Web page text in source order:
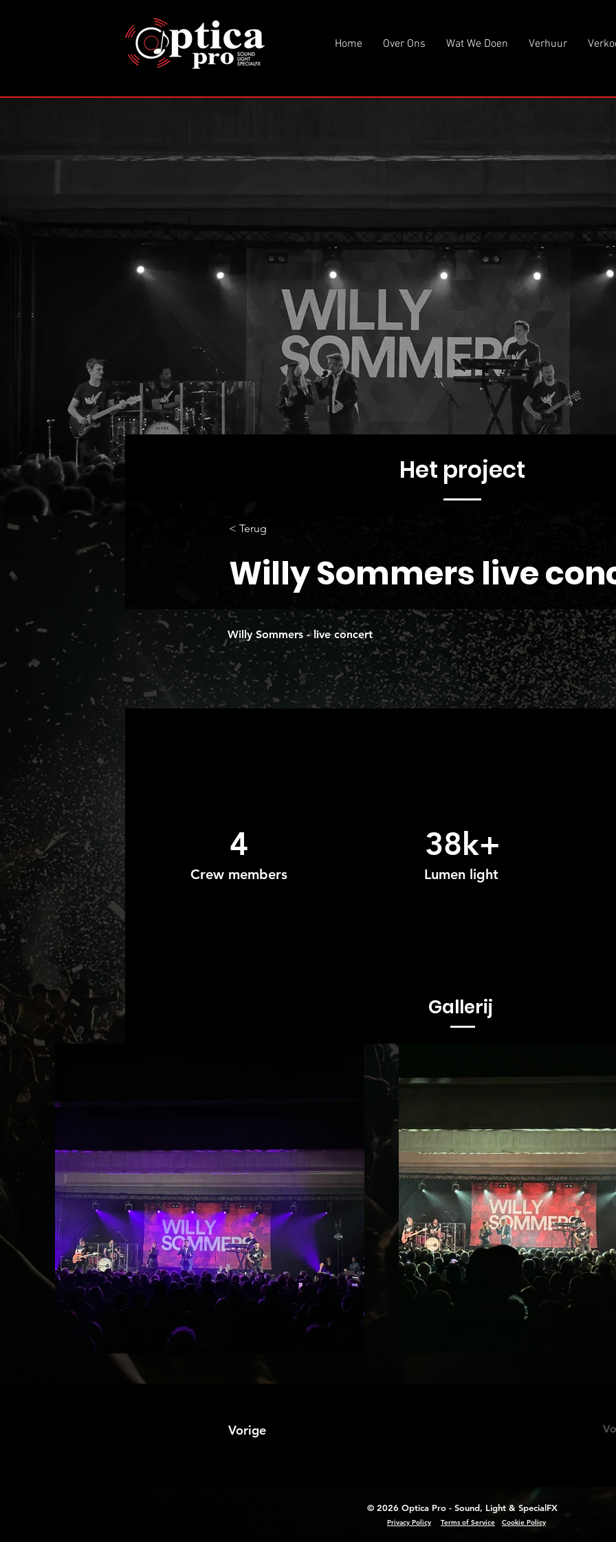
Home Over Ons Wat We Doen Verhuur
< Terug
Willy Sommers live
Het project
Willy Sommers - live concert
4
Crew members
38k+
Lumen light
Gallerij
Vorige
© 2026 Optica Pro - Sound, Light & SpecialFX
Privacy Policy Terms of Service Cookie Policy